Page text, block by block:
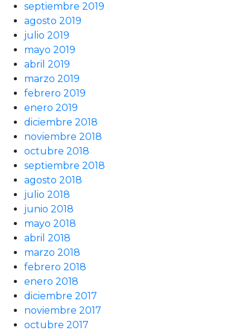
septiembre 2019
agosto 2019
julio 2019
mayo 2019
abril 2019
marzo 2019
febrero 2019
enero 2019
diciembre 2018
noviembre 2018
octubre 2018
septiembre 2018
agosto 2018
julio 2018
junio 2018
mayo 2018
abril 2018
marzo 2018
febrero 2018
enero 2018
diciembre 2017
noviembre 2017
octubre 2017